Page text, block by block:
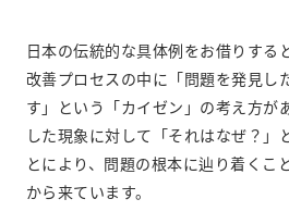
日本の伝統的な具体例をお借りする
改善プロセスの中に「問題を発見し
す」という「カイゼン」の考え方が
した現象に対して「それはなぜ？」
とにより、問題の根本に辿り着くこ
から来ています。